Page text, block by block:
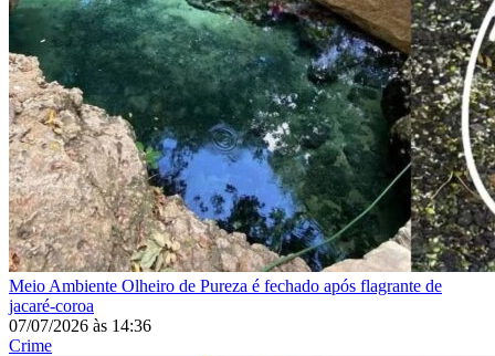
Meio Ambiente Olheiro de Pureza é fechado após flagrante de
jacaré-coroa
07/07/2026 às 14:36
Crime